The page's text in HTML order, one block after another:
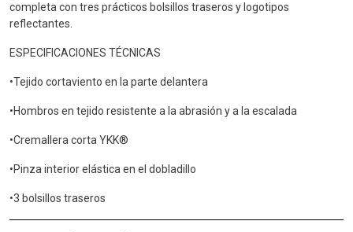
completa con tres prácticos bolsillos traseros y logotipos
reflectantes.
ESPECIFICACIONES TÉCNICAS
•Tejido cortaviento en la parte delantera
•Hombros en tejido resistente a la abrasión y a la escalada
•Cremallera corta YKK®
•Pinza interior elástica en el dobladillo
•3 bolsillos traseros